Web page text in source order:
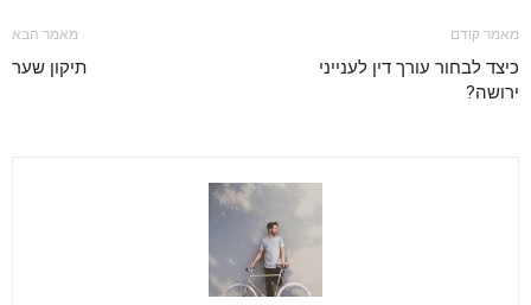
מאמר קודם
כיצד לבחור עורך דין לענייני
ירושה?
מאמר הבא
תיקון שער